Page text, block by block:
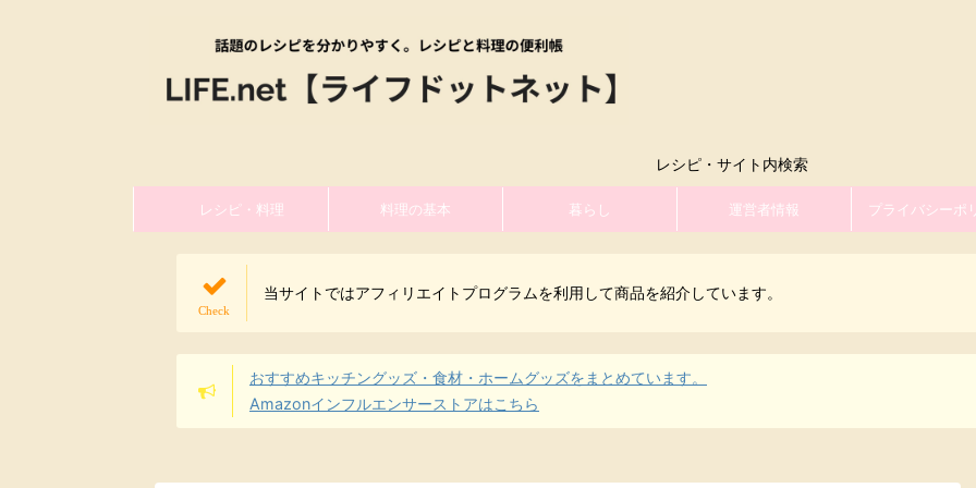
レシピ・サイト内検索
レシピ・料理 料理の基本 暮らし 運営者情報 プライバシーポ
当サイトではアフィリエイトプログラムを利用して商品を紹介しています。
おすすめキッチングッズ・食材・ホームグッズをまとめています。
Amazonインフルエンサーストアはこちら